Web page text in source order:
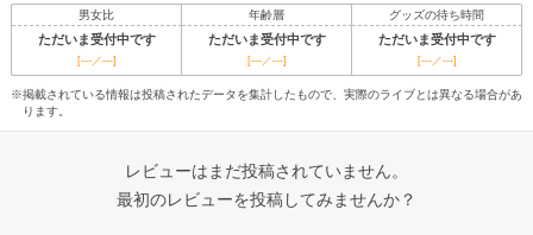
男女比 年齢層 グッズの待ち時間
ただいま受付中です ただいま受付中です ただいま受付中です
[---／---] [---／---] [---／---]
※掲載されている情報は投稿されたデータを集計したもので、実際のライブとは異なる場合があ
ります。
レビューはまだ投稿されていません。
最初のレビューを投稿してみませんか？